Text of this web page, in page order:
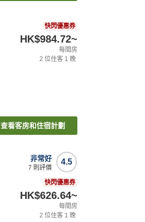
快閃優惠券
HK$984.72~
每間房
2 位住客 1 晚
查看客房和住宿計劃
4.5
非常好
7 則評價
快閃優惠券
HK$626.64~
每間房
2 位住客 1 晚